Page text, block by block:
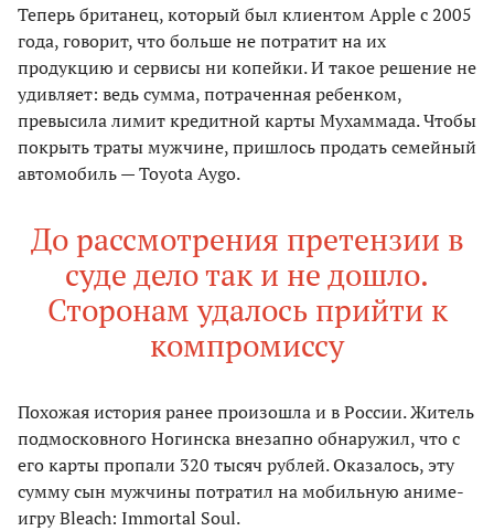
Теперь британец, который был клиентом Apple с 2005
года, говорит, что больше не потратит на их
продукцию и сервисы ни копейки. И такое решение не
удивляет: ведь сумма, потраченная ребенком,
превысила лимит кредитной карты Мухаммада. Чтобы
покрыть траты мужчине, пришлось продать семейный
автомобиль — Toyota Aygo.
До рассмотрения претензии в
суде дело так и не дошло.
Сторонам удалось прийти к
компромиссу
Похожая история ранее произошла и в России. Житель
подмосковного Ногинска внезапно обнаружил, что с
его карты пропали 320 тысяч рублей. Оказалось, эту
сумму сын мужчины потратил на мобильную аниме-
игру Bleach: Immortal Soul.